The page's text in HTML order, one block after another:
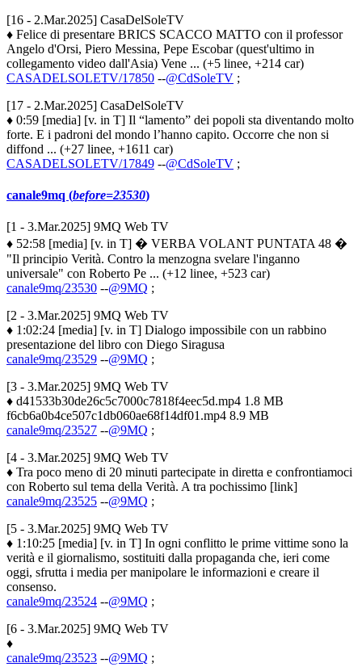
[16 - 2.Mar.2025] CasaDelSoleTV
♦ Felice di presentare BRICS SCACCO MATTO con il professor
Angelo d'Orsi, Piero Messina, Pepe Escobar (quest'ultimo in
collegamento video dall'Asia) Vene ... (+5 linee, +214 car)
CASADELSOLETV/17850 --@CdSoleTV ;
[17 - 2.Mar.2025] CasaDelSoleTV
♦ 0:59 [media] [v. in T] Il “lamento” dei popoli sta diventando molto
forte. E i padroni del mondo l’hanno capito. Occorre che non si
diffond ... (+27 linee, +1611 car)
CASADELSOLETV/17849 --@CdSoleTV ;
canale9mq (before=23530)
[1 - 3.Mar.2025] 9MQ Web TV
♦ 52:58 [media] [v. in T] � VERBA VOLANT PUNTATA 48 �
"Il principio Verità. Contro la menzogna svelare l'inganno
universale" con Roberto Pe ... (+12 linee, +523 car)
canale9mq/23530 --@9MQ ;
[2 - 3.Mar.2025] 9MQ Web TV
♦ 1:02:24 [media] [v. in T] Dialogo impossibile con un rabbino
presentazione del libro con Diego Siragusa
canale9mq/23529 --@9MQ ;
[3 - 3.Mar.2025] 9MQ Web TV
♦ d41533b30de26c5c7000c7818f4eec5d.mp4 1.8 MB
f6cb6a0b4ce507c1db060ae68f14df01.mp4 8.9 MB
canale9mq/23527 --@9MQ ;
[4 - 3.Mar.2025] 9MQ Web TV
♦ Tra poco meno di 20 minuti partecipate in diretta e confrontiamoci
con Roberto sul tema della Verità. A tra pochissimo [link]
canale9mq/23525 --@9MQ ;
[5 - 3.Mar.2025] 9MQ Web TV
♦ 1:10:25 [media] [v. in T] In ogni conflitto le prime vittime sono la
verità e il giornalismo, sostituiti dalla propaganda che, ieri come
oggi, sfrutta i media per manipolare le informazioni e creare il
consenso.
canale9mq/23524 --@9MQ ;
[6 - 3.Mar.2025] 9MQ Web TV
♦
canale9mq/23523 --@9MQ ;